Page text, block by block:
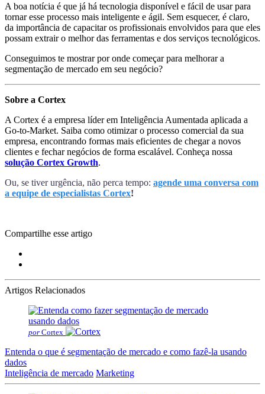
A boa notícia é que já há tecnologia disponível e fácil de usar para
tornar esse processo mais inteligente e ágil. Sem esquecer, é claro,
da importância de capacitar os profissionais envolvidos para que eles
possam extrair o melhor das ferramentas e dos serviços tecnológicos.
Conseguimos te mostrar por onde começar para melhorar a
segmentação de mercado em seu negócio?
Sobre a Cortex
A Cortex é a empresa líder em Inteligência Aumentada aplicada a
Go-to-Market. Saiba como otimizar o processo comercial da sua
empresa, encontrando formas mais eficientes de chegar a novos
clientes e fechar negócios de forma escalável. Conheça nossa
solução Cortex Growth.
Ou, se tiver urgência, não perca tempo: agende uma conversa com
a equipe de especialistas Cortex!
Compartilhe esse artigo
Artigos Relacionados
por Cortex
Entenda o que é segmentação de mercado e como fazê-la usando
dados
Inteligência de mercado Marketing